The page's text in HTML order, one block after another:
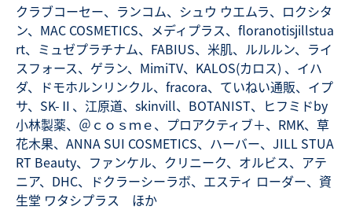
クラブコーセー、ランコム、シュウ ウエムラ、ロクシタ
ン、MAC COSMETICS、メディプラス、floranotisjillstua
rt、ミュゼプラチナム、FABIUS、米肌、ルルルン、ライ
スフォース、ゲラン、MimiTV、KALOS(カロス) 、イハ
ダ、ドモホルンリンクル、fracora、ていねい通販、イプ
サ、SK-Ⅱ、江原道、skinvill、BOTANIST、ヒフミドby
小林製薬、＠ｃｏｓｍｅ、プロアクティブ＋、RMK、草
花木果、ANNA SUI COSMETICS、ハーバー、JILL STUA
RT Beauty、ファンケル、クリニーク、オルビス、アテ
ニア、DHC、ドクラーシーラボ、エスティ ローダー、資
生堂 ワタシプラス ほか